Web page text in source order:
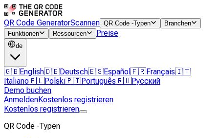
QR Code GeneratorScannen QR Code -Typen
Branchen
Funktionen
Ressourcen Preise
de
🇬🇧English🇩🇪Deutsch🇪🇸Español 🇫🇷Français🇮🇹
Italiano🇵🇱Polski🇵🇹Português🇷🇺Русский
Demo buchen
AnmeldenKostenlos registrieren
Kostenlos registrieren
QR Code -Typen